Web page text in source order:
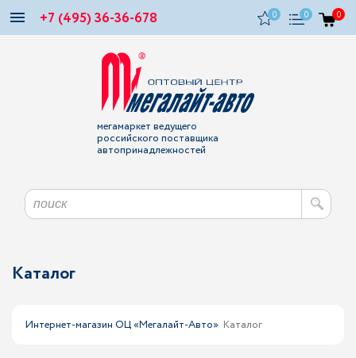
+7 (495) 36-36-678 0 0 0
мегамаркет ведущего
российского поставщика
автопринадлежностей
Каталог
Интернет-магазин ОЦ «Мегалайт-Авто» Каталог